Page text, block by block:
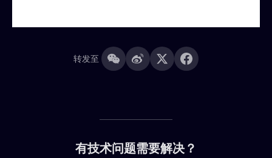
转发至
有技术问题需要解决？